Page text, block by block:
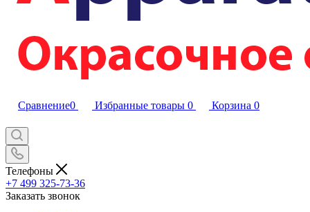
Сравнение0 Избранные товары 0 Корзина 0
Телефоны
+7 499 325-73-36
Заказать звонок